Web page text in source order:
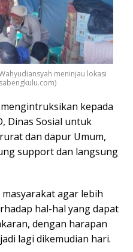
meninjau lokasi
kepada
Dinas Sosial untuk
dan dapur Umum,
support dan langsung
agar lebih
hal-hal yang dapat
dengan harapan
lagi dikemudian hari.